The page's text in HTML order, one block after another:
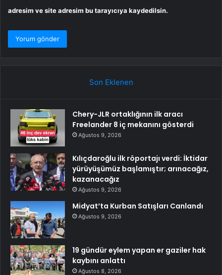
adresim ve site adresim bu tarayıcıya kaydedilsin.
Son Eklenen
Chery-JLR ortaklığının ilk aracı
Freelander 8 iç mekanını gösterdi
Ağustos 9, 2026
Kılıçdaroğlu ilk röportajı verdi: İktidar
yürüyüşümüz başlamıştır; arınacağız,
kazanacağız
Ağustos 9, 2026
Midyat’ta Kurban Satışları Canlandı
Ağustos 9, 2026
19 gündür eylem yapan er gaziler hak
kaybını anlattı
Ağustos 8, 2026